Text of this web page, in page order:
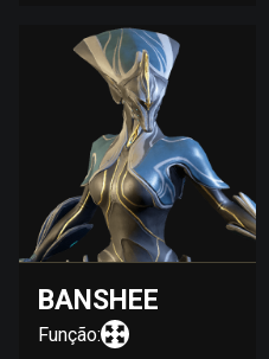
BANSHEE
Função: